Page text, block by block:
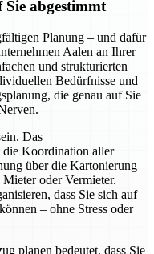
Sie abgestimmt
Planung – und dafür
Aalen an Ihrer
und strukturierten
Bedürfnisse und
die genau auf Sie
Das
die Koordination aller
über die Kartonierung
oder Vermieter.
dass Sie sich auf
– ohne Stress oder
planen bedeutet, dass Sie